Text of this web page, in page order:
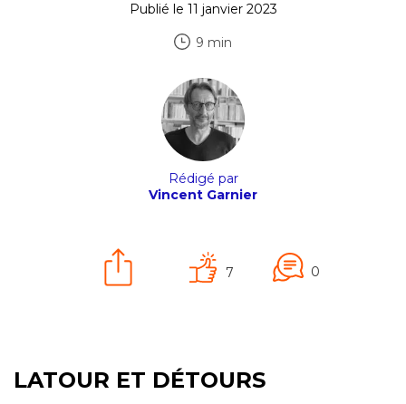
Publié le 11 janvier 2023
9 min
Rédigé par
Vincent Garnier
7 0
LATOUR ET DÉTOURS